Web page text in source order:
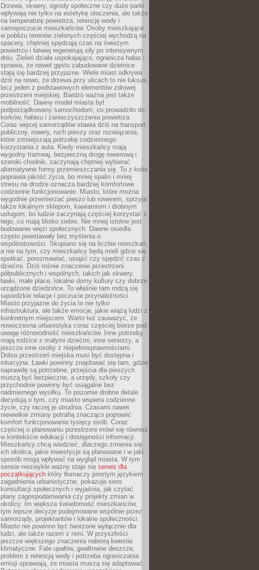
Drzewa, skwery, ogrody społeczne czy duże parki
wpływają nie tylko na estetykę otoczenia, ale także
na temperaturę powietrza, retencję wody i
samopoczucie mieszkańców. Osoby mieszkające
w pobliżu terenów zielonych częściej wychodzą na
spacery, chętniej spędzają czas na świeżym
powietrzu i łatwiej regenerują siły po intensywnym
dniu. Zieleń działa uspokajająco, ogranicza hałas i
sprawia, że nawet gęsto zabudowane dzielnice
stają się bardziej przyjazne. Wiele miast odkrywa
dziś na nowo, że drzewa przy ulicach to nie luksus,
lecz jeden z podstawowych elementów zdrowej
przestrzeni miejskiej. Bardzo ważna jest także
mobilność. Dawny model miasta był
podporządkowany samochodom, co prowadziło do
korków, hałasu i zanieczyszczenia powietrza.
Coraz więcej samorządów stawia dziś na transport
publiczny, rowery, ruch pieszy oraz rozwiązania,
które zmniejszają potrzebę codziennego
korzystania z auta. Kiedy mieszkańcy mają
wygodny tramwaj, bezpieczną drogę rowerową i
szeroki chodnik, zaczynają chętniej wybierać
alternatywne formy przemieszczania się. To z kolei
poprawia jakość życia, bo mniej spalin i mniej
stresu na drodze oznacza bardziej komfortowe
codzienne funkcjonowanie. Miasto, które można
wygodnie przemierzać pieszo lub rowerem, sprzyja
także lokalnym sklepom, kawiarniom i drobnym
usługom, bo ludzie zaczynają częściej korzystać z
tego, co mają blisko siebie. Nie mniej istotne jest
budowanie więzi społecznych. Dawne osiedla
często powstawały bez myślenia o
wspólnotowości. Skupiano się na liczbie mieszkań,
a nie na tym, czy mieszkańcy będą mieli gdzie się
spotkać, porozmawiać, usiąść czy spędzić czas z
dziećmi. Dziś rośnie znaczenie przestrzeni
półpublicznych i wspólnych, takich jak skwery,
ławki, małe place, lokalne domy kultury czy dobrze
urządzone dziedzińce. To właśnie tam rodzą się
sąsiedzkie relacje i poczucie przynależności.
Miasto przyjazne do życia to nie tylko
infrastruktura, ale także emocje, jakie wiążą ludzi z
konkretnym miejscem. Warto też zauważyć, że
nowoczesna urbanistyka coraz częściej bierze pod
uwagę różnorodność mieszkańców. Inne potrzeby
mają rodzice z małymi dziećmi, inne seniorzy, a
jeszcze inne osoby z niepełnosprawnościami.
Dobra przestrzeń miejska musi być dostępna i
intuicyjna. Ławki powinny znajdować się tam, gdzie
naprawdę są potrzebne, przejścia dla pieszych
muszą być bezpieczne, a urzędy, szkoły czy
przychodnie powinny być osiągalne bez
nadmiernego wysiłku. To pozornie drobne detale
decydują o tym, czy miasto wspiera codzienne
życie, czy raczej je utrudnia. Czasami nawet
niewielkie zmiany potrafią znacząco poprawić
komfort funkcjonowania tysięcy osób. Coraz
częściej o planowaniu przestrzeni mówi się również
w kontekście edukacji i dostępności informacji.
Mieszkańcy chcą wiedzieć, dlaczego zmienia się
ich okolica, jakie inwestycje są planowane i w jaki
sposób mogą wpływać na wygląd miasta. W tym
sensie niezwykle ważny staje się serwis dla
początkujących który tłumaczy prostym językiem
zagadnienia urbanistyczne, pokazuje sens
konsultacji społecznych i wyjaśnia, jak czytać
plany zagospodarowania czy projekty zmian w
okolicy. Im większa świadomość mieszkańców,
tym lepsze decyzje podejmowane wspólnie przez
samorządy, projektantów i lokalne społeczności.
Miasto nie powinno być tworzone wyłącznie dla
ludzi, ale także razem z nimi. W przyszłości
jeszcze większego znaczenia nabiorą kwestie
klimatyczne. Fale upałów, gwałtowne deszcze,
problem z retencją wody i potrzeba ograniczania
emisji sprawiają, że miasta muszą się adaptować.